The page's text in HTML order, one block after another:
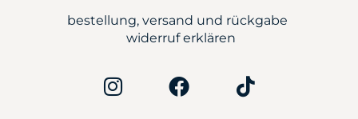
bestellung, versand und rückgabe
widerruf erklären